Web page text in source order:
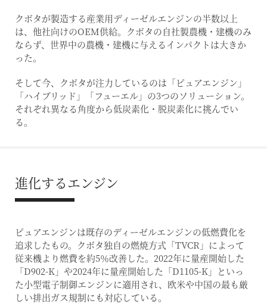
クボタが製造する産業用ディーゼルエンジンの半数以上
は、他社向けのOEM供給。クボタの自社製農機・建機のみ
ならず、世界中の農機・建機に与えるインパクトは大きか
った。
そして今、クボタが注力しているのは「ピュアエンジン」
「ハイブリッド」「フューエル」の3つのソリューション。
それぞれ異なる角度から低炭素化・脱炭素化に挑んでい
る。
進化するエンジン
ピュアエンジンは既存のディーゼルエンジンの低燃費化を
追求したもの。クボタ独自の燃焼方式「TVCR」によって
従来機より燃費を約5％改善した。2022年に量産開始した
「D902-K」や2024年に量産開始した「D1105-K」といっ
た小型電子制御エンジンに適用され、欧米や中国の最も厳
しい排出ガス規制にも対応している。